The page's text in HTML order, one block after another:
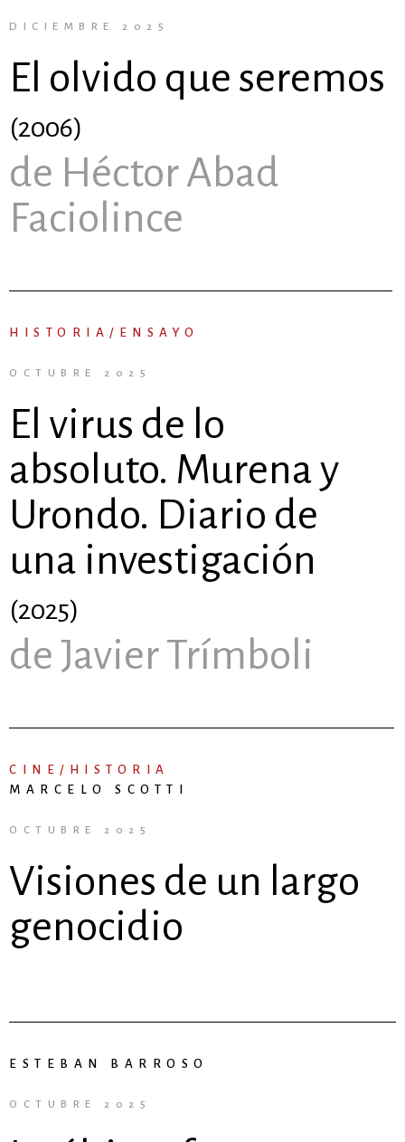
DICIEMBRE 2025
El olvido que seremos
(2006)
de Héctor Abad
Faciolince
HISTORIA/ENSAYO
OCTUBRE 2025
El virus de lo
absoluto. Murena y
Urondo. Diario de
una investigación
(2025)
de Javier Trímboli
CINE/HISTORIA
MARCELO SCOTTI
OCTUBRE 2025
Visiones de un largo
genocidio
ESTEBAN BARROSO
OCTUBRE 2025